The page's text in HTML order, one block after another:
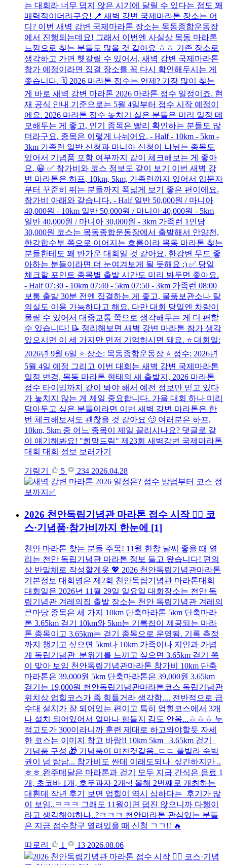
는 대회라 너무 덥지 않은 시기에 달릴 수 있다는 점도 꽤
매력적이더라구요! 📍 새벽 강변 국제마라톤 장소는 어
디? 이번 새벽 강변 국제마라톤 장소는 목동종합운동장
에서 진행되는데요! 그래서 이번엔 사실상 목동 마라톤
느낌으로 찾는 분들도 많을 것 같아요 ㅎㅎ 기존 장소로
생각하고 가면 헷갈릴 수 있어서, 새벽 강변 국제마라톤
참가 예정이라면 집결 장소를 꼭 다시 확인해두시는 게
좋습니다. 🗓️ 2026 마라톤 접수는 언제? 가장 많이 찾는
게 바로 새벽 강변 마라톤 2026 마라톤 접수 일정이죠. 현
재 공식 안내 기준으로는 5월 4일부터 접수 시작 예정이
에요. 2026 마라톤 접수 놓치기 싫은 분들은 미리 일정 메
모해두는 게 좋고, 인기 종목은 빨리 확인하는 분들도 많
더라구요. 종목은 이렇게 나뉘어요. - Half - 10km - 5km -
3km 가족런 일반 신청과 마니아 신청이 나뉘는 종목도
있어서 기념품 포함 여부까지 같이 체크해보는 게 좋아
요. 😀 ✅ 참가비와 코스 정보도 같이 보기 이번 새벽 강
변 마라톤은 하프, 10km, 5km, 가족런까지 있어서 입문자
부터 꾸준히 뛰는 분들까지 폭넓게 보기 좋은 편이에요.
참가비 아래와 같습니다. - Half 일반 50,000원 / 마니아
40,000원 - 10km 일반 50,000원 / 마니아 40,000원 - 5km
일반 40,000원 / 마니아 30,000원 - 3km 가족런 1인당
30,000원 코스는 목동종합운동장에서 출발해서 안양천,
한강합수부 쪽으로 이어지는 흐름이라 목동 마라톤 찾는
분들한테도 꽤 반가운 대회일 것 같아요. 한강변 무드 좋
아하는 분들이라면 더 눈여겨보게 될 듯해요 :) ✅ 당일
체크할 포인트 종목별 출발 시간도 미리 봐두면 좋아요.
- Half 07:30 - 10km 07:40 - 5km 07:50 - 3km 가족런 08:00
보통 출발 30분 전엔 집결하는 게 좋고, 물품보관소나 탈
의실도 이용 가능하다고 해요. 다만 대회 당일엔 차량이
몰릴 수 있어서 대중교통 쪽으로 생각해두는 게 더 편할
수 있습니다! 📝 정리해보면 새벽 강변 마라톤 참가 생각
있으시면 이 세 가지만 먼저 기억하시면 돼요. ⭐ 대회일:
2026년 9월 6일 ⭐ 장소: 목동종합운동장 ⭐ 접수: 2026년
5월 4일 예정 그리고 이번 대회는 새벽 강변 국제마라톤
일정 변경, 목동 마라톤 형태의 새 출발지, 2026 마라톤
접수 타이밍까지 같이 봐야 해서 예전 정보만 믿고 있다
가 놓치지 않는 게 제일 중요합니다. 가을 대회 하나 미리
담아두고 싶은 분들이라면 이번 새벽 강변 마라톤은 한
번 체크해보셔도 괜찮을 것 같아요 🙂 여러분은 하프,
10km, 5km 중 어느 종목이 제일 끌리시나요? 댓글로 같
이 얘기해봐요! "희망드림" 제23회 새벽강변 국제마라톤
대회 대회 정보 보러가기
기링기 5 234 2026.04.28
2026 천안독립기념관 마라톤 접수 시작 🏃‍♂️ 코
스·기념품·참가비까지 한눈에 [1]
천안 마라톤 찾는 분들 주목! 11월 한창 날씨 좋을 때 열
리는 천안 독립기념관 마라톤 정보 들고 왔습니다! 편의
상 반말체로 작성할게욧 💖 2026 천안독립기념관마라톤
기본정보 대회명은 제2회 천안독립기념관 마라톤대회
대회일은 2026년 11월 29일 일요일 대회장소는 천안 독
립기념관 겨레의집 출발 장소는 천안 독립기념관 겨레의
큰마당 종목은 세 가지 10km 단축마라톤 5km 단축마라
톤 3.65km 걷기 10km와 5km는 기록칩이 제공되는 마라
톤 종목이고 3.65km는 걷기 종목으로 운영됨. 기록 측정
까지 챙기고 싶으면 5km나 10km 가족이나 지인과 가볍
게 독립기념관 분위기를 느끼고 싶으면 3.65km 걷기 쪽
이 맞아 보임 천안독립기념관마라톤 참가비 10km 단축
마라톤은 39,000원 5km 단축마라톤은 39,000원 3.65km
걷기는 19,000원 천안독립기념관마라톤코스 독립기념관
위치상 업힐코스가 좀 힘들거라 생각함.... 전반적으로 급
수대 설치가 잘 되어있는 편이고 특히 업힐코스에서 3개
나 설치 되어있어서 얼마나 힘들지 감도 안옴...ㅎㅎㅎ 누
적고도가 300이라니까 훈련 제대로 하고와야할듯 자세
한 코스는 이미지 참고 바람!! 10km 5km 3.65km 걷기
기념품 구성 🎁 기념품이 미친것같음..ㄷㄷ 풀빌라 숙박
권이 넘 탐남... 참가비도 싼데 이래도되나 싶긴하지만 ..
ㅎㅎ 완주메달은 마라톤과 걷기 모두 지급 간식은 음료 1
개, 초코바 1개, 호두과자 2개~! 올해 2번째로 개최하는
대횐데 작년 후기 보면 업힐이 역시 심하다는 후기가 많
이 보임..ㅋㅋㅋ 그래도 11월이면 덥진 않으니까 다행이
라고 생각해야하나..?ㅋㅋㅋ 천안마라톤 관심있는 분들
은 지금 접수창구 열려있을 때 신청 ㄱㄱ!! 🔥
띠로리 1 13 2026.08.06